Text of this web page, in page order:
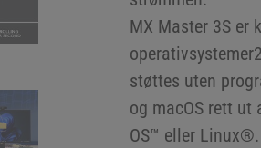
MX Master 3S er
støttes uten
og macOS rett ut
OS™ eller